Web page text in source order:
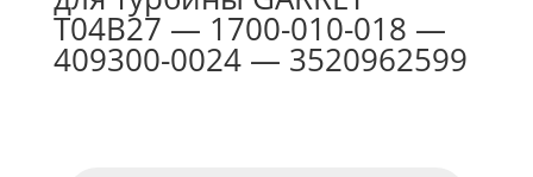
T04B27 — 1700-010-018 —
409300-0024 — 3520962599